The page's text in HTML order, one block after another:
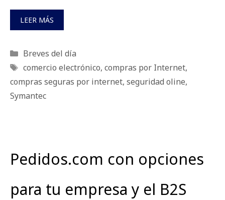
LEER MÁS
Categorías
Breves del día
Etiquetas
comercio electrónico, compras por Internet,
compras seguras por internet, seguridad oline,
Symantec
Pedidos.com con opciones
para tu empresa y el B2S